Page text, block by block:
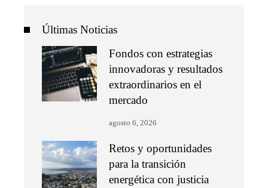
Últimas Noticias
Fondos con estrategias
innovadoras y resultados
extraordinarios en el
mercado
agosto 6, 2026
Retos y oportunidades
para la transición
energética con justicia